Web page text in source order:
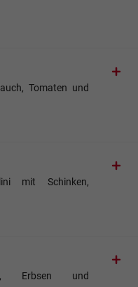
Tomaten und
mit Schinken,
Erbsen und